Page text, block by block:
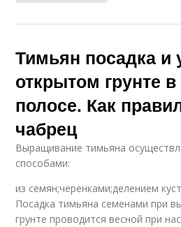
Тимьян посадка и
открытом грунте
полосе. Как
чабрец
Выращивание тимьяна
способами:
из семян;черенками;делением
Посадка тимьяна семенами при
грунте проводится весной при